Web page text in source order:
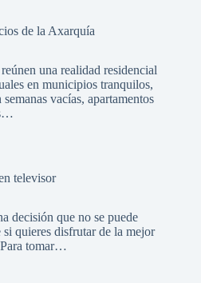
de la Axarquía
una realidad residencial
en municipios tranquilos,
vacías, apartamentos
televisor
decisión que no se puede
quieres disfrutar de la mejor
tomar…